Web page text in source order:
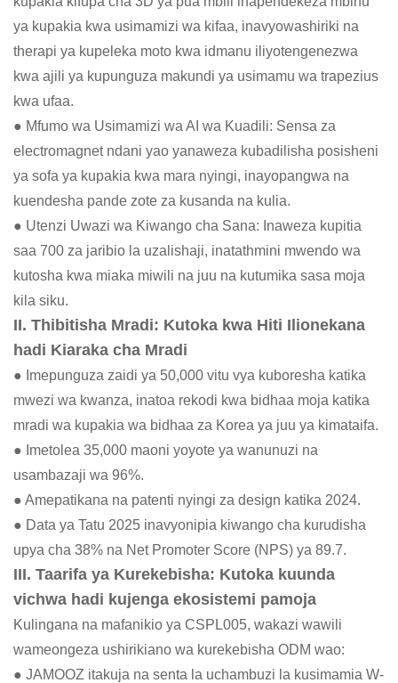
ya kupakia kwa usimamizi wa kifaa, inavyowashiriki na
therapi ya kupeleka moto kwa idmanu iliyotengenezwa
kwa ajili ya kupunguza makundi ya usimamu wa trapezius
kwa ufaa.
● Mfumo wa Usimamizi wa AI wa Kuadili: Sensa za
electromagnet ndani yao yanaweza kubadilisha posisheni
ya sofa ya kupakia kwa mara nyingi, inayopangwa na
kuendesha pande zote za kusanda na kulia.
● Utenzi Uwazi wa Kiwango cha Sana: Inaweza kupitia
saa 700 za jaribio la uzalishaji, inatathmini mwendo wa
kutosha kwa miaka miwili na juu na kutumika sasa moja
kila siku.
II. Thibitisha Mradi: Kutoka kwa Hiti Ilionekana
hadi Kiaraka cha Mradi
● Imepunguza zaidi ya 50,000 vitu vya kuboresha katika
mwezi wa kwanza, inatoa rekodi kwa bidhaa moja katika
mradi wa kupakia wa bidhaa za Korea ya juu ya kimataifa.
● Imetolea 35,000 maoni yoyote ya wanunuzi na
usambazaji wa 96%.
● Amepatikana na patenti nyingi za design katika 2024.
● Data ya Tatu 2025 inavyonipia kiwango cha kurudisha
upya cha 38% na Net Promoter Score (NPS) ya 89.7.
III. Taarifa ya Kurekebisha: Kutoka kuunda
vichwa hadi kujenga ekosistemi pamoja
Kulingana na mafanikio ya CSPL005, wakazi wawili
wameongeza ushirikiano wa kurekebisha ODM wao:
● JAMOOZ itakuja na senta la uchambuzi la kusimamia W-